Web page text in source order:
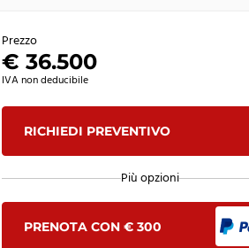
Prezzo
€ 36.500
IVA non deducibile
RICHIEDI PREVENTIVO
Più opzioni
PRENOTA CON € 300